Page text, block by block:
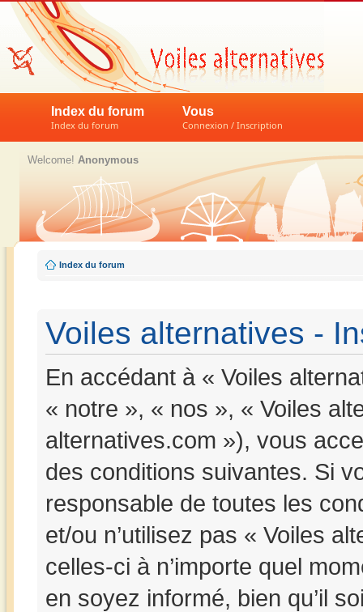
Index du forum
Index du forum
Vous
Connexion / Inscription
Welcome! Anonymous
Index du forum
Voiles alternatives -
En accédant à « Voiles
« notre », « nos », « Voiles
alternatives.com »), vous
des conditions suivantes. Si
responsable de toutes les
et/ou n’utilisez pas « Voiles
celles-ci à n’importe quel
en soyez informé, bien qu’il